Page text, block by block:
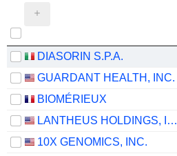
DIASORIN S.P.A.
GUARDANT HEALTH, INC.
BIOMÉRIEUX
LANTHEUS HOLDINGS, INC.
10X GENOMICS, INC.